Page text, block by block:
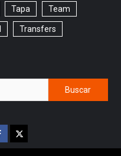
Tapa Team
Transfers